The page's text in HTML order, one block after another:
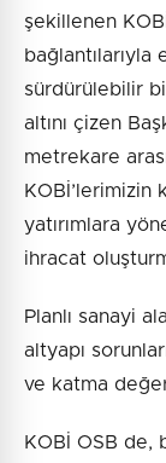
şekillenen
sürdürülebilir
altını çizen
metrekare
KOBİ’lerimizin
yatırımlara
ihracat
Planlı sanayi
altyapı
ve katma
KOBİ OSB de,